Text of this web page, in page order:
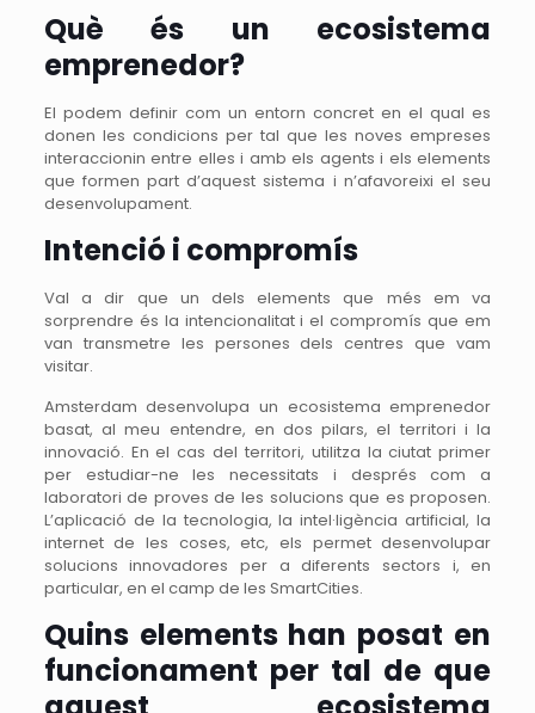
Què és un ecosistema
emprenedor?
El podem definir com un entorn concret en el qual es
donen les condicions per tal que les noves empreses
interaccionin entre elles i amb els agents i els elements
que formen part d’aquest sistema i n’afavoreixi el seu
desenvolupament.
Intenció i compromís
Val a dir que un dels elements que més em va
sorprendre és la intencionalitat i el compromís que em
van transmetre les persones dels centres que vam
visitar.
Amsterdam desenvolupa un ecosistema emprenedor
basat, al meu entendre, en dos pilars, el territori i la
innovació. En el cas del territori, utilitza la ciutat primer
per estudiar-ne les necessitats i després com a
laboratori de proves de les solucions que es proposen.
L’aplicació de la tecnologia, la intel·ligència artificial, la
internet de les coses, etc, els permet desenvolupar
solucions innovadores per a diferents sectors i, en
particular, en el camp de les SmartCities.
Quins elements han posat en
funcionament per tal de que